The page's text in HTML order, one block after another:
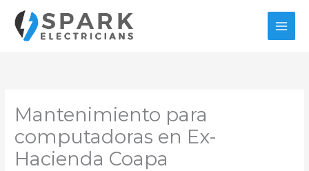
contenido
Mantenimiento para
computadoras en Ex-
Hacienda Coapa